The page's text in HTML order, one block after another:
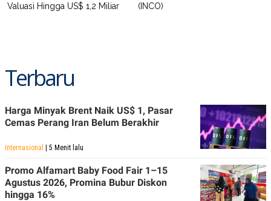
Valuasi Hingga US$ 1,2 Miliar
(INCO)
Terbaru
Harga Minyak Brent Naik US$ 1, Pasar
Cemas Perang Iran Belum Berakhir
Internasional | 5 Menit lalu
Promo Alfamart Baby Food Fair 1–15
Agustus 2026, Promina Bubur Diskon
hingga 16%